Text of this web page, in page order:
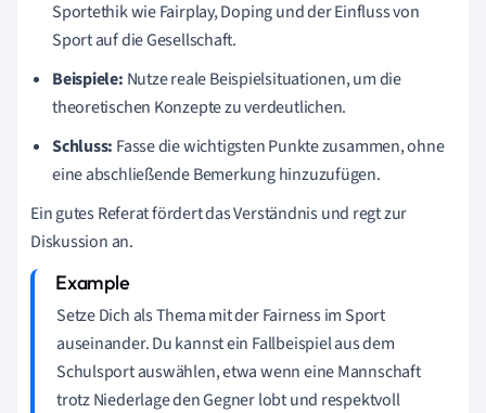
Sportethik wie Fairplay, Doping und der Einfluss von
Sport auf die Gesellschaft.
Beispiele: Nutze reale Beispielsituationen, um die
theoretischen Konzepte zu verdeutlichen.
Schluss: Fasse die wichtigsten Punkte zusammen, ohne
eine abschließende Bemerkung hinzuzufügen.
Ein gutes Referat fördert das Verständnis und regt zur
Diskussion an.
Setze Dich als Thema mit der Fairness im Sport
auseinander. Du kannst ein Fallbeispiel aus dem
Schulsport auswählen, etwa wenn eine Mannschaft
trotz Niederlage den Gegner lobt und respektvoll